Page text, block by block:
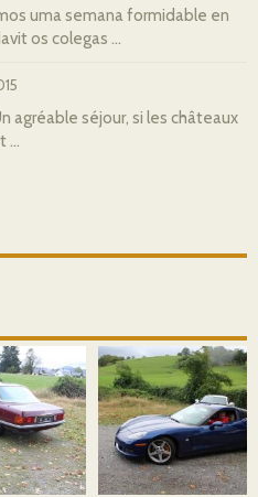
uma semana formidable en
os colegas ...
agréable séjour, si les châteaux
...